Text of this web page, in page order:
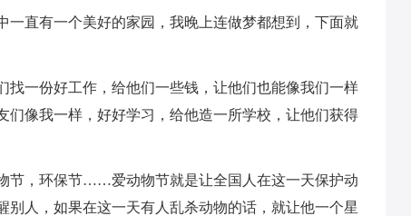
一直有一个美好的家园，我晚上连做梦都想到，下面就
找一份好工作，给他们一些钱，让他们也能像我们一样
像我一样，好好学习，给他造一所学校，让他们获得
节，环保节……爱动物节就是让全国人在这一天保护动
人，如果在这一天有人乱杀动物的话，就让他一个星